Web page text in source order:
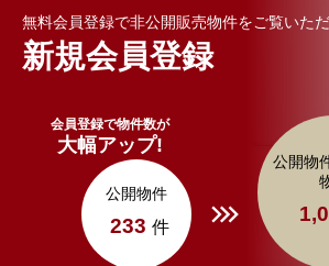
無料会員登録で非公開販売物件をご覧いただ
新規会員登録
会員登録で物件数が
大幅アップ!
公開物件
233 件
公開物